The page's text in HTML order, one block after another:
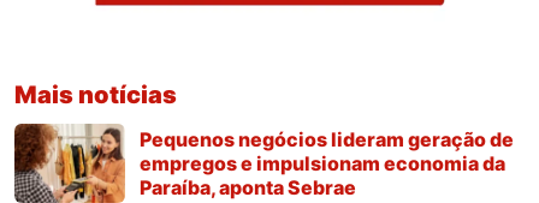
Mais notícias
Pequenos negócios lideram geração de
empregos e impulsionam economia da
Paraíba, aponta Sebrae